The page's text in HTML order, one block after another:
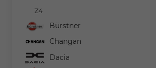
Z4
Bürstner
Changan
Dacia